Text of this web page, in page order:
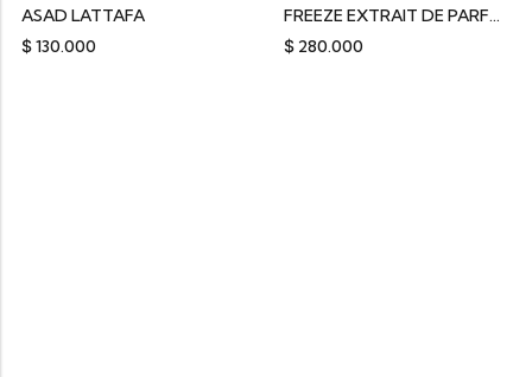
ASAD LATTAFA
$130.000
FREEZE EXTRAIT DE PARFUM RIIFFS 100ML
$ 280.000